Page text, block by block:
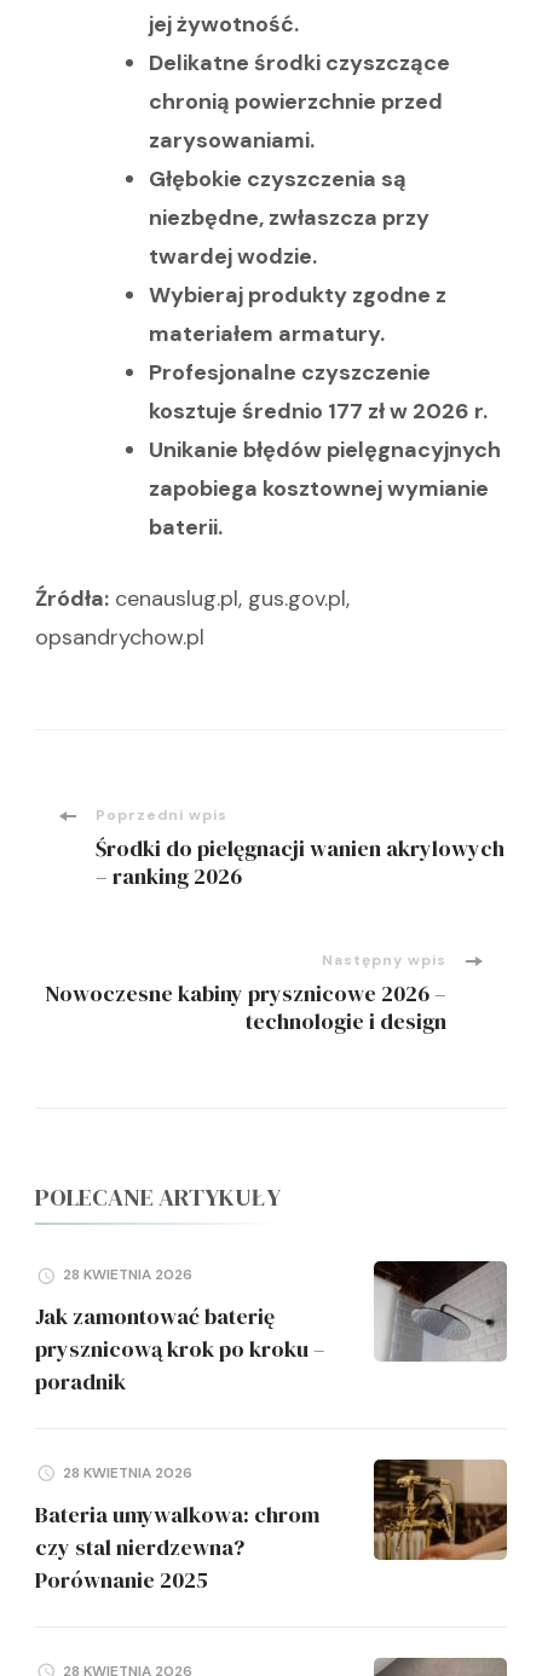
jej żywotność.
Delikatne środki czyszczące
chronią powierzchnie przed
zarysowaniami.
Głębokie czyszczenia są
niezbędne, zwłaszcza przy
twardej wodzie.
Wybieraj produkty zgodne z
materiałem armatury.
Profesjonalne czyszczenie
kosztuje średnio 177 zł w 2026 r.
Unikanie błędów pielęgnacyjnych
zapobiega kosztownej wymianie
baterii.
Źródła: cenauslug.pl, gus.gov.pl,
opsandrychow.pl
Nawigacja
wpisu
Poprzedni wpis
Środki do pielęgnacji wanien akrylowych
– ranking 2026
Następny wpis
Nowoczesne kabiny prysznicowe 2026 –
technologie i design
POLECANE ARTYKUŁY
28 KWIETNIA 2026
Jak zamontować baterię
prysznicową krok po kroku –
poradnik
28 KWIETNIA 2026
Bateria umywalkowa: chrom
czy stal nierdzewna?
Porównanie 2025
28 KWIETNIA 2026